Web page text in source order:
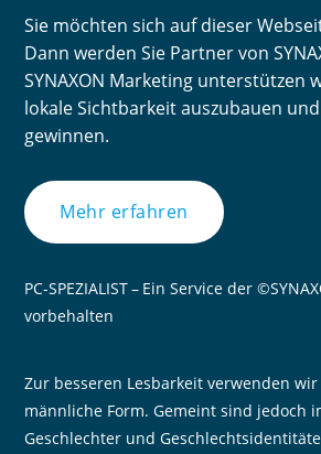
Sie möchten sich auf dieser
Dann werden Sie Partner von
SYNAXON Marketing unterstützen
lokale Sichtbarkeit auszubauen
gewinnen.
Mehr erfahren
PC-SPEZIALIST – Ein Service der
vorbehalten
Zur besseren Lesbarkeit verwenden
männliche Form. Gemeint sind jedoch
Geschlechter und